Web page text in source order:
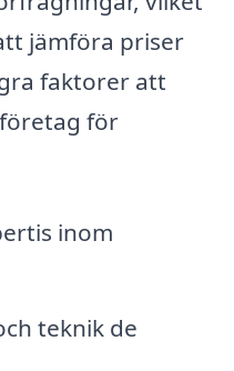
jämföra priser
faktorer att
för
inom
teknik de